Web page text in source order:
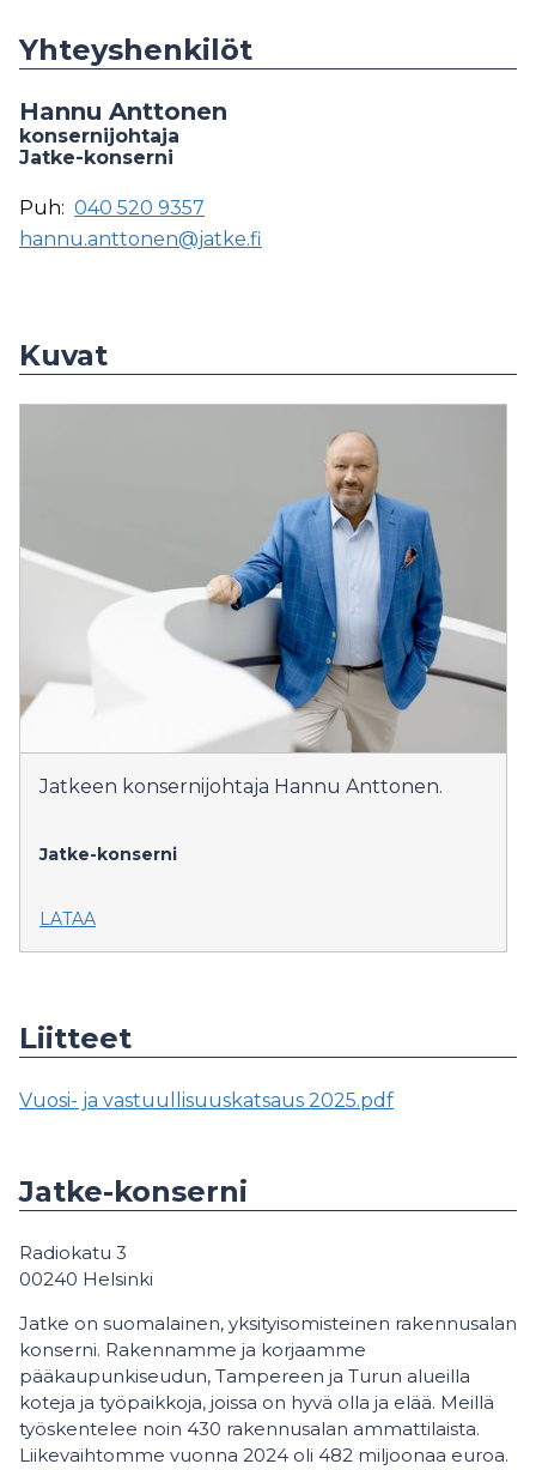
Yhteyshenkilöt
Hannu Anttonen
konsernijohtaja
Jatke-konserni
Puh: 040 520 9357
hannu.anttonen@jatke.fi
Kuvat
Jatkeen konsernijohtaja Hannu Anttonen.
Jatke-konserni
LATAA
Liitteet
Vuosi- ja vastuullisuuskatsaus 2025.pdf
Jatke-konserni
Radiokatu 3
00240 Helsinki
Jatke on suomalainen, yksityisomisteinen rakennusalan
konserni. Rakennamme ja korjaamme
pääkaupunkiseudun, Tampereen ja Turun alueilla
koteja ja työpaikkoja, joissa on hyvä olla ja elää. Meillä
työskentelee noin 430 rakennusalan ammattilaista.
Liikevaihtomme vuonna 2024 oli 482 miljoonaa euroa.